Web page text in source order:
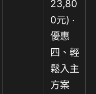
23,80
0元) ‧
優惠
四、輕
鬆入主
方案